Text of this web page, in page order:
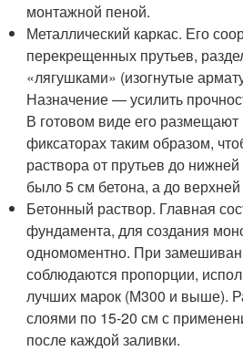
монтажной пеной.
Металлический каркас. Его
перекрещенных прутьев,
«лягушками» (изогнутые
Назначение — усилить
В готовом виде его размещают
фиксаторах таким образом,
раствора от прутьев до
было 5 см бетона, а до
Бетонный раствор. Главная
фундамента, для создания
одномоментно. При
соблюдаются пропорции,
лучших марок (М300 и выше).
слоями по 15-20 см с
после каждой заливки.